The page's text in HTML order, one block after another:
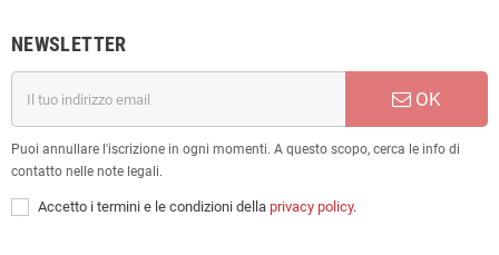
NEWSLETTER
OK
Puoi annullare l'iscrizione in ogni momenti. A questo scopo, cerca le info di
contatto nelle note legali.
Accetto i termini e le condizioni della privacy policy.